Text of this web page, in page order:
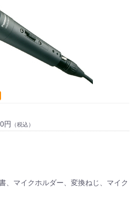
円 （税込）
、マイクホルダー、変換ねじ、マイク